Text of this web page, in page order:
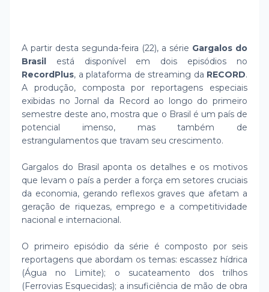
A partir desta segunda-feira (22), a série Gargalos do
Brasil está disponível em dois episódios no
RecordPlus, a plataforma de streaming da RECORD.
A produção, composta por reportagens especiais
exibidas no Jornal da Record ao longo do primeiro
semestre deste ano, mostra que o Brasil é um país de
potencial imenso, mas também de
estrangulamentos que travam seu crescimento.
Gargalos do Brasil aponta os detalhes e os motivos
que levam o país a perder a força em setores cruciais
da economia, gerando reflexos graves que afetam a
geração de riquezas, emprego e a competitividade
nacional e internacional.
O primeiro episódio da série é composto por seis
reportagens que abordam os temas: escassez hídrica
(Água no Limite); o sucateamento dos trilhos
(Ferrovias Esquecidas); a insuficiência de mão de obra